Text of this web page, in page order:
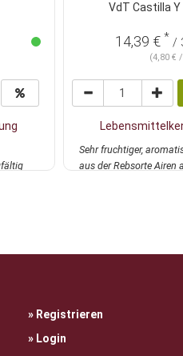
VdT Castilla Y
14,39 € * /
(4,80 €
Sehr fruchtiger,
aus der Rebsorte Airen
Registrieren
Login